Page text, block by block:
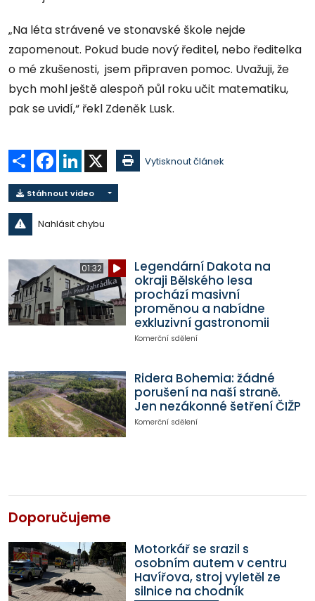
„Na léta strávené ve stonavské škole nejde
zapomenout. Pokud bude nový ředitel, nebo ředitelka
o mé zkušenosti, jsem připraven pomoc. Uvažuji, že
bych mohl ještě alespoň půl roku učit matematiku,
pak se uvidí,“ řekl Zdeněk Lusk.
Sdílet Facebook
LinkedIn Vytisknout článek
Stáhnout video
Nahlásit chybu
01:32
Legendární Dakota na
okraji Bělského lesa
prochází masivní
proměnou a nabídne
exkluzivní gastronomii
Komerční sdělení
Ridera Bohemia: žádné
porušení na naší straně.
Jen nezákonné šetření ČIŽP
Komerční sdělení
Doporučujeme
Motorkář se srazil s
osobním autem v centru
Havířova, stroj vyletěl ze
silnice na chodník